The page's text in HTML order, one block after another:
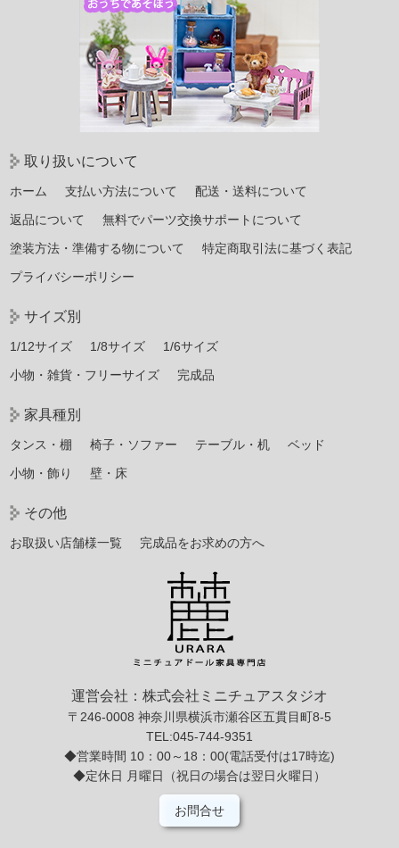
取り扱いについて
ホーム 支払い方法について
配送・送料について
返品について
無料でパーツ交換サポートについて
塗装方法・準備する物について
特定商取引法に基づく表記
プライバシーポリシー
サイズ別
1/12サイズ 1/8サイズ
1/6サイズ
小物・雑貨・フリーサイズ
完成品
家具種別
タンス・棚 椅子・ソファー テーブル・机
ベッド
小物・飾り
壁・床
その他
お取扱い店舗様一覧 完成品をお求めの方へ
運営会社：株式会社ミニチュアスタジオ
〒246-0008 神奈川県横浜市瀬谷区五貫目町8-5
TEL:045-744-9351
◆営業時間 10：00～18：00(電話受付は17時迄)
◆定休日 月曜日（祝日の場合は翌日火曜日）
お問合せ